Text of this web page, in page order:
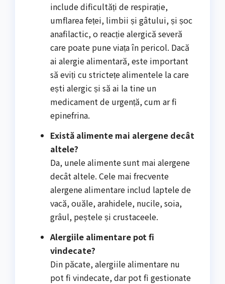
include dificultăți de respirație,
umflarea feței, limbii și gâtului, și șoc
anafilactic, o reacție alergică severă
care poate pune viața în pericol. Dacă
ai alergie alimentară, este important
să eviți cu strictețe alimentele la care
ești alergic și să ai la tine un
medicament de urgență, cum ar fi
epinefrina.
Există alimente mai alergene decât
altele?
Da, unele alimente sunt mai alergene
decât altele. Cele mai frecvente
alergene alimentare includ laptele de
vacă, ouăle, arahidele, nucile, soia,
grâul, peștele și crustaceele.
Alergiile alimentare pot fi
vindecate?
Din păcate, alergiile alimentare nu
pot fi vindecate, dar pot fi gestionate